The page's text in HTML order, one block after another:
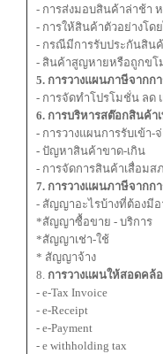
- การส่งมอบสินค้าล่าช้า
- การให้สินค้าตัวอย่างโด
- กรณีมีการรับประกันสินค้
- สินค้าสูญหายหรือถูกขโ
5. การวางแผนภาษีจากก
- การจัดทำโปรโมชั่น ลด
6. การบริหารสต๊อกสินค้า
- การวางแผนการรับเข้
- ปัญหาสินค้าขาด-เกิน
- การจัดการสินค้าเสื่อม
7. การวางแผนภาษีจาก
- สัญญาอะไรบ้างที่ต้องมี
*สัญญาซื้อขาย - บริการ
*สัญญาเช่า-ใช้
* สัญญาจ้าง
8. การวางแผนให้สอดคล้
- e-Tax Invoice
- e-Receipt
- e-Payment
- e withholding tax